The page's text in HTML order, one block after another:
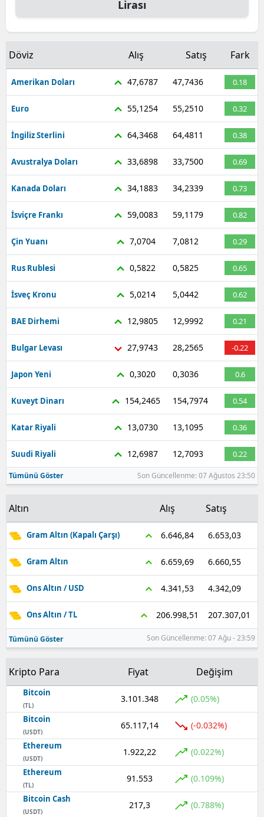
Lirası
Döviz Alış Satış Fark
Amerikan Doları 47,6787 47,7436 0.18
Euro 55,1254 55,2510 0.32
İngiliz Sterlini 64,3468 64,4811 0.38
Avustralya Doları 33,6898 33,7500 0.69
Kanada Doları 34,1883 34,2339 0.73
İsviçre Frankı 59,0083 59,1179 0.82
Çin Yuanı 7,0704 7,0812 0.29
Rus Rublesi 0,5822 0,5825 0.65
İsveç Kronu 5,0214 5,0442 0.62
BAE Dirhemi 12,9805 12,9992 0.21
Bulgar Levası 27,9743 28,2565 -0.22
Japon Yeni 0,3020 0,3036 0.6
Kuveyt Dinarı 154,2465 154,7974 0.54
Katar Riyali 13,0730 13,1095 0.36
Suudi Riyali 12,6987 12,7093 0.22
Tümünü Göster Son Güncellenme: 07 Ağustos 23:50
Altın Alış Satış
Gram Altın (Kapalı Çarşı) 6.646,84 6.653,03
Gram Altın 6.659,69 6.660,55
Ons Altın / USD 4.341,53 4.342,09
Ons Altın / TL 206.998,51 207.307,01
Tümünü Göster Son Güncellenme: 07 Ağu - 23:59
Kripto Para Fiyat Değişim
Bitcoin
(TL)
3.101.348 (0.05%)
Bitcoin
(USDT)
65.117,14 (-0.032%)
Ethereum
(USDT)
1.922,22 (0.022%)
Ethereum
(TL)
91.553 (0.109%)
Bitcoin Cash
(USDT)
217,3 (0.788%)